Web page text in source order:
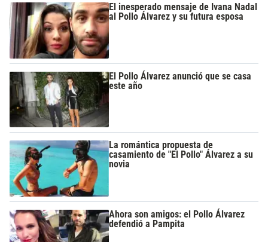
El inesperado mensaje de Ivana Nadal
al Pollo Álvarez y su futura esposa
El Pollo Álvarez anunció que se casa
este año
La romántica propuesta de
casamiento de "El Pollo" Álvarez a su
novia
Ahora son amigos: el Pollo Álvarez
defendió a Pampita